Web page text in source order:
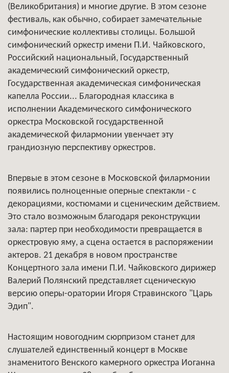
(Великобритания) и многие другие. В этом сезоне
фестиваль, как обычно, собирает замечательные
симфонические коллективы столицы. Большой
симфонический оркестр имени П.И. Чайковского,
Российский национальный, Государственный
академический симфонический оркестр,
Государственная академическая симфоническая
капелла России... Благородная классика в
исполнении Академического симфонического
оркестра Московской государственной
академической филармонии увенчает эту
грандиозную перспективу оркестров.
Впервые в этом сезоне в Московской филармонии
появились полноценные оперные спектакли - с
декорациями, костюмами и сценическим действием.
Это стало возможным благодаря реконструкции
зала: партер при необходимости превращается в
оркестровую яму, а сцена остается в распоряжении
актеров. 21 декабря в новом пространстве
Концертного зала имени П.И. Чайковского дирижер
Валерий Полянский представляет сценическую
версию оперы-оратории Игоря Стравинского "Царь
Эдип".
Настоящим новогодним сюрпризом станет для
слушателей единственный концерт в Москве
знаменитого Венского камерного оркестра Иоганна